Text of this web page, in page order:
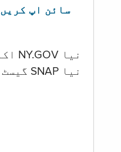
سائن اپ کریں
نیا NY.GOV اکاؤنٹ بنائیں
نیا SNAP گیسٹ اکاؤنٹ بنائیں